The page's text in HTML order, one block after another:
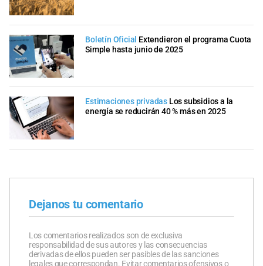
Boletín Oficial Extendieron el programa Cuota
Simple hasta junio de 2025
Estimaciones privadas Los subsidios a la
energía se reducirán 40 % más en 2025
Dejanos tu comentario
Los comentarios realizados son de exclusiva
responsabilidad de sus autores y las consecuencias
derivadas de ellos pueden ser pasibles de las sanciones
legales que correspondan. Evitar comentarios ofensivos o